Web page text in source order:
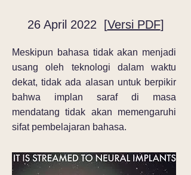
26 April 2022 [Versi PDF]
Meskipun bahasa tidak akan menjadi
usang oleh teknologi dalam waktu
dekat, tidak ada alasan untuk berpikir
bahwa implan saraf di masa
mendatang tidak akan memengaruhi
sifat pembelajaran bahasa.